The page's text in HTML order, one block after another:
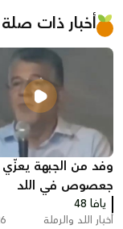
أخبار ذات صلة
وفد من الجبهة يعزّي
جعصوص في اللد
يافا 48
أخبار اللد والرملة